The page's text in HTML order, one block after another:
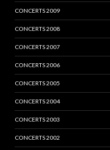
CONCERTS 2009
CONCERTS 2008
CONCERTS 2007
CONCERTS 2006
CONCERTS 2005
CONCERTS 2004
CONCERTS 2003
CONCERTS 2002